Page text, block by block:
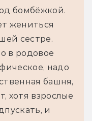
бомбёжкой.
жениться
сестре.
в родовое
надо
башня,
хотя взрослые
и